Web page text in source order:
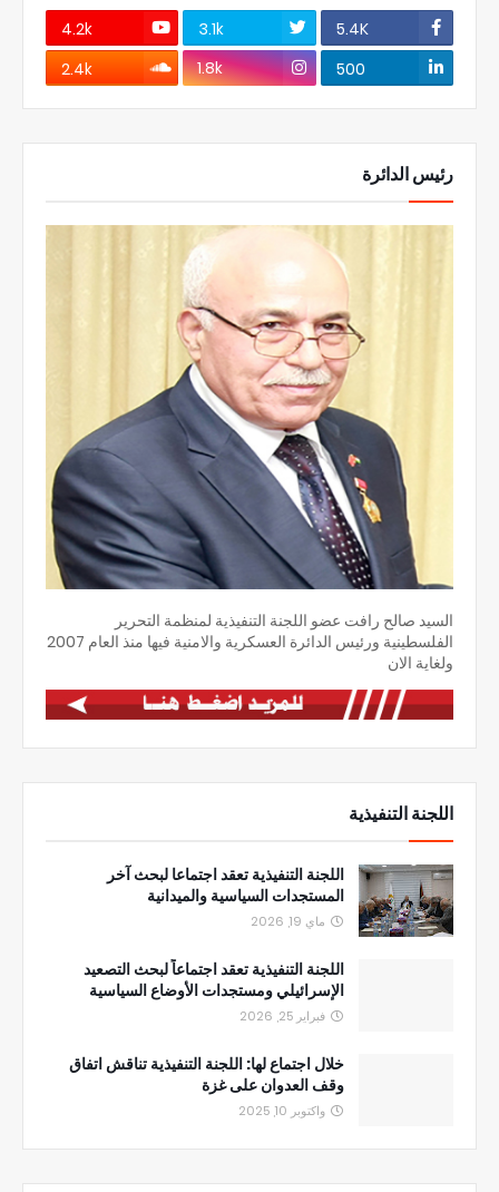
5.4K
3.1k
4.2k
500
1.8k
2.4k
رئيس الدائرة
السيد صالح رافت عضو اللجنة التنفيذية لمنظمة التحرير
الفلسطينية ورئيس الدائرة العسكرية والامنية فيها منذ العام 2007
ولغاية الان
اللجنة التنفيذية
اللجنة التنفيذية تعقد اجتماعا لبحث آخر
المستجدات السياسية والميدانية
ماي 19, 2026
اللجنة التنفيذية تعقد اجتماعاً لبحث التصعيد
الإسرائيلي ومستجدات الأوضاع السياسية
فبراير 25, 2026
خلال اجتماع لها: اللجنة التنفيذية تناقش اتفاق
وقف العدوان على غزة
واكتوبر 10, 2025